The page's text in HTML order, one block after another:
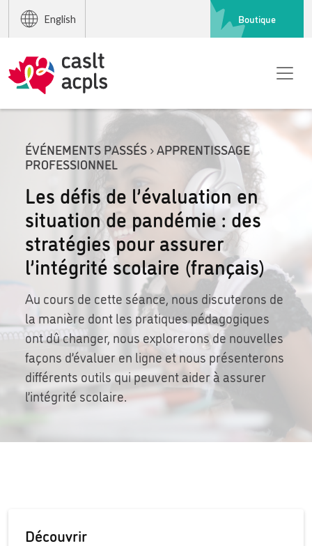
English Boutique
ÉVÉNEMENTS PASSÉS › APPRENTISSAGE
PROFESSIONNEL
Les défis de l’évaluation en
situation de pandémie : des
stratégies pour assurer
l’intégrité scolaire (français)
Au cours de cette séance, nous discuterons de
la manière dont les pratiques pédagogiques
ont dû changer, nous explorerons de nouvelles
façons d’évaluer en ligne et nous présenterons
différents outils qui peuvent aider à assurer
l’intégrité scolaire.
Découvrir